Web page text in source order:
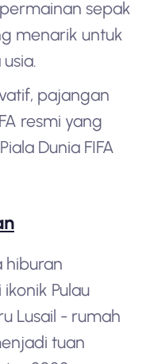
sepak
menarik untuk
pajangan
resmi yang
Dunia FIFA
hiburan
Pulau
Lusail - rumah
tuan